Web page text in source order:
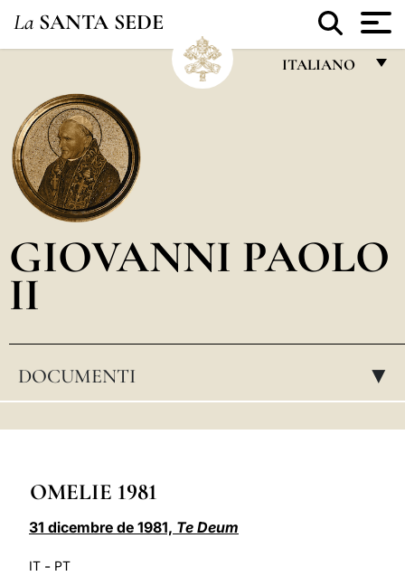
La SANTA SEDE
ITALIANO
ESPAÑOL
DEUTSCH
العربيّة
GIOVANNI PAOLO
II
DOCUMENTI ▸
OMELIE 1981
31 dicembre de 1981, Te Deum
IT - PT